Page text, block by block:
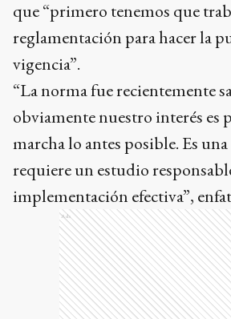
que “primero tenemos que
reglamentación para hacer la
vigencia”.
“La norma fue recientemente
obviamente nuestro interés es
marcha lo antes posible. Es
requiere un estudio
implementación efectiva”,
Ads